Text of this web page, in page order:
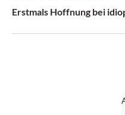
Erstmals Hoffnung bei